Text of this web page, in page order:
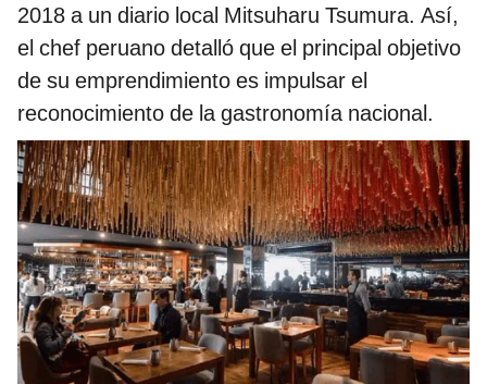
2018 a un diario local Mitsuharu Tsumura. Así,
el chef peruano detalló que el principal objetivo
de su emprendimiento es impulsar el
reconocimiento de la gastronomía nacional.